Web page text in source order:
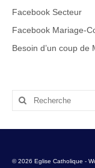
Facebook Secteur
Facebook Mariage-
Besoin d’un coup de
Rechercher
© 2026 Eglise Catholique -